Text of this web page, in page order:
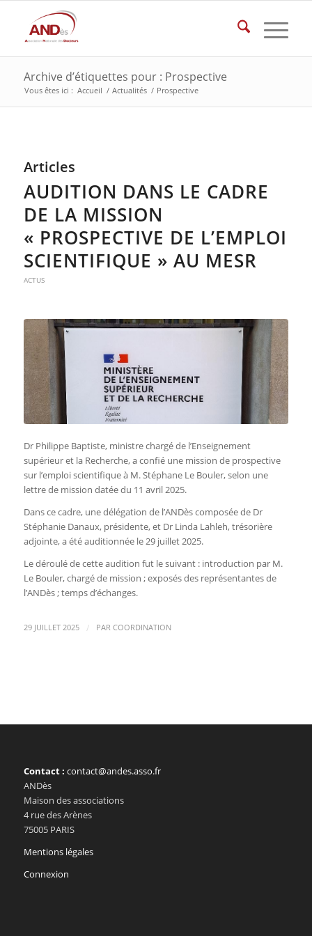
Archive d’étiquettes pour : Prospective
Vous êtes ici : Accueil / Actualités / Prospective
Articles
AUDITION DANS LE CADRE
DE LA MISSION
« PROSPECTIVE DE L’EMPLOI
SCIENTIFIQUE » AU MESR
ACTUS
Dr Philippe Baptiste, ministre chargé de l’Enseignement
supérieur et la Recherche, a confié une mission de prospective
sur l’emploi scientifique à M. Stéphane Le Bouler, selon une
lettre de mission datée du 11 avril 2025.
Dans ce cadre, une délégation de l’ANDès composée de Dr
Stéphanie Danaux, présidente, et Dr Linda Lahleh, trésorière
adjointe, a été auditionnée le 29 juillet 2025.
Le déroulé de cette audition fut le suivant : introduction par M.
Le Bouler, chargé de mission ; exposés des représentantes de
l’ANDès ; temps d’échanges.
29 JUILLET 2025 / PAR COORDINATION
Contact : contact@andes.asso.fr
ANDès
Maison des associations
4 rue des Arènes
75005 PARIS
Mentions légales
Connexion